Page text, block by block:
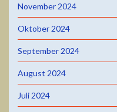
November 2024
Oktober 2024
September 2024
August 2024
Juli 2024